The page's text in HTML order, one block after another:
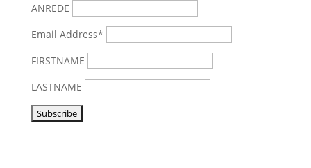
ANREDE
Email Address*
FIRSTNAME
LASTNAME